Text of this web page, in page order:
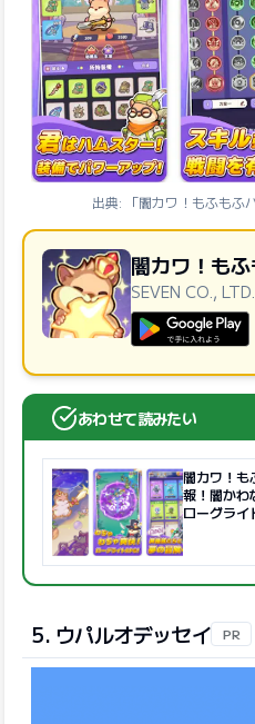
出典: 「闇カワ！もふもふ
闇カワ！も
SEVEN CO., LTD.
あわせて読みたい
闇カワ！も
報！闇かわ
ローグライ
5. ウパルオデッセイ PR